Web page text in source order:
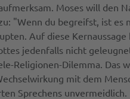
Moses will den
"Wenn du begreifst, ist es
Auf diese
jedenfalls nicht
Religionen-Dilemma.
mit dem
Sprechens unvermeidlich.